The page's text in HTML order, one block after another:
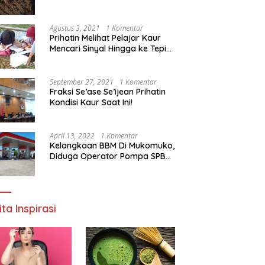
Agustus 3, 2021 1 Komentar
Prihatin Melihat Pelajar Kaur
Mencari Sinyal Hingga ke Tepi
Segera Bertindak
September 27, 2021 1 Komentar
Fraksi Se’ase Se’ijean Prihatin
Kondisi Kaur Saat Ini!
April 13, 2022 1 Komentar
Kelangkaan BBM Di Mukomuko,
Diduga Operator Pompa SPBU
Inspirasi